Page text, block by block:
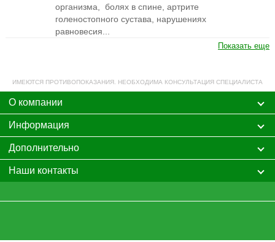
организма, болях в спине, артрите
голеностопного сустава, нарушениях
равновесия...
Показать еще
ИМЕЮТСЯ ПРОТИВОПОКАЗАНИЯ. НЕОБХОДИМА КОНСУЛЬТАЦИЯ СПЕЦИАЛИСТА
О компании
Информация
Дополнительно
Наши контакты